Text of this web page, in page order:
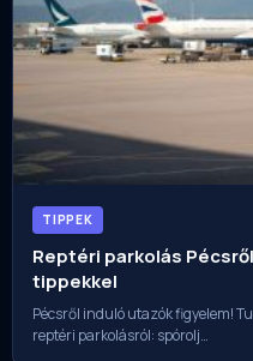
TIPPEK
Reptéri parkolás
tippekkel
Pécsről induló utazók figyelem!
reptéri parkolásról: spórolj…